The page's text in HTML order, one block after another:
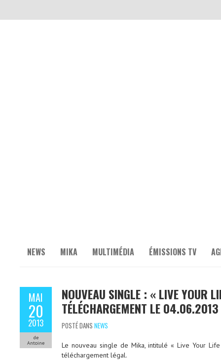
NEWS MIKA MULTIMÉDIA ÉMISSIONS TV
MAI
20
2013
de
Antoine
NOUVEAU SINGLE : « LIVE YOUR
TÉLÉCHARGEMENT LE 04.06.2013
POSTÉ DANS NEWS
Le nouveau single de Mika, intitulé « Live Your
téléchargement légal.